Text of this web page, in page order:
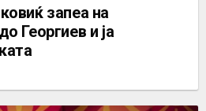
запеа на
Георгиев и ја